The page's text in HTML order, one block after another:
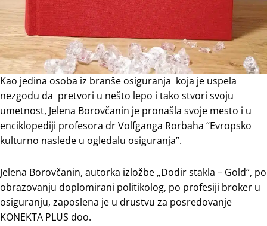
Kao jedina osoba iz branše osiguranja koja je uspela
nezgodu da pretvori u nešto lepo i tako stvori svoju
umetnost, Jelena Borovčanin je pronašla svoje mesto i u
enciklopediji profesora dr Volfganga Rorbaha “Evropsko
kulturno nasleđe u ogledalu osiguranja”.
Jelena Borovčanin, autorka izložbe „Dodir stakla – Gold“, po
obrazovanju doplomirani politikolog, po profesiji broker u
osiguranju, zaposlena je u drustvu za posredovanje
KONEKTA PLUS doo.